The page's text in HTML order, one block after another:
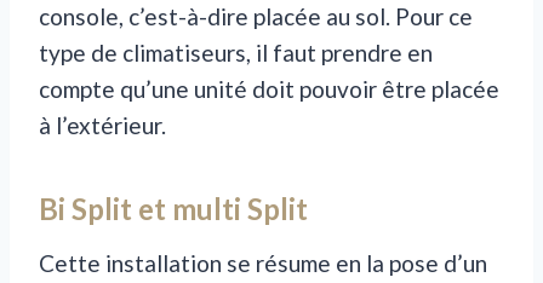
console, c’est-à-dire placée au sol. Pour ce
type de climatiseurs, il faut prendre en
compte qu’une unité doit pouvoir être placée
à l’extérieur.
Bi Split et multi Split
Cette installation se résume en la pose d’un